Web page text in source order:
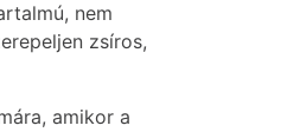
nem
zsíros,
amikor a